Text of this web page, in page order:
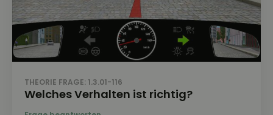
THEORIE FRAGE: 1.3.01-116
Welches Verhalten ist richtig?